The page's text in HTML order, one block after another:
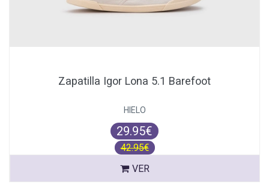
Zapatilla Igor Lona 5.1 Barefoot
HIELO
29.95€
42.95€
VER